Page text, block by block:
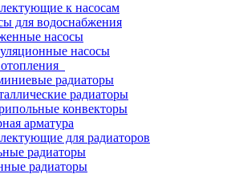
к насосам
для водоснабжения
насосы
насосы
радиаторы
радиаторы
конвекторы
арматура
для радиаторов
радиаторы
радиаторы